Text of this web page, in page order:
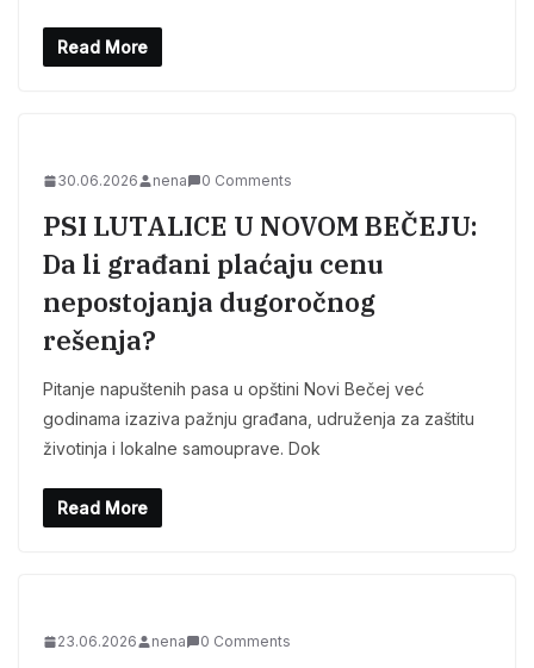
Read More
30.06.2026 nena 0 Comments
PSI LUTALICE U NOVOM BEČEJU:
Da li građani plaćaju cenu
nepostojanja dugoročnog
rešenja?
Pitanje napuštenih pasa u opštini Novi Bečej već
godinama izaziva pažnju građana, udruženja za zaštitu
životinja i lokalne samouprave. Dok
Read More
23.06.2026 nena 0 Comments